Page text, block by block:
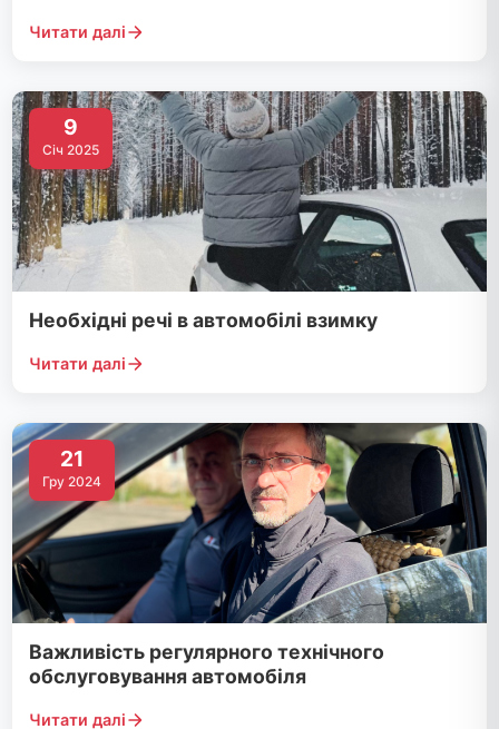
Читати далі
9
Січ 2025
Необхідні речі в автомобілі взимку
Читати далі
21
Гру 2024
Важливість регулярного технічного
обслуговування автомобіля
Читати далі